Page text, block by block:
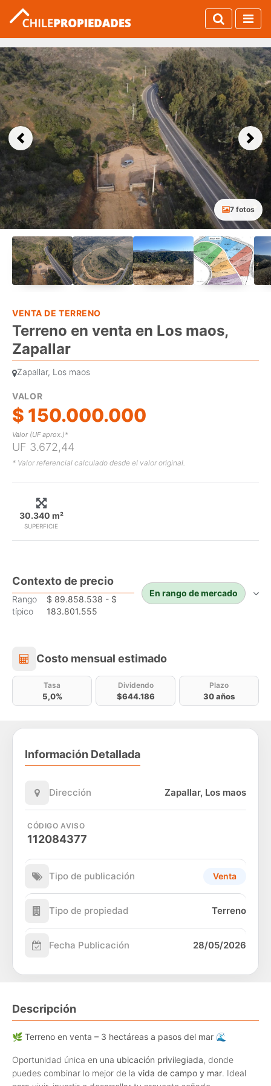
Previous Next
7 fotos
VENTA DE TERRENO
Terreno en venta en Los maos,
Zapallar
Zapallar, Los maos
VALOR
$ 150.000.000
Valor (UF aprox.)*
UF 3.672,44
* Valor referencial calculado desde el valor original.
SUPERFICIE
30.340 m²
Contexto de precio
Rango
típico
$ 89.858.538 - $
183.801.555
En rango de mercado
Costo mensual estimado
Costo mensual estimado
Tasa
5,0%
Dividendo
$644.186
Plazo
30 años
Información Detallada
Dirección Zapallar, Los maos
CÓDIGO AVISO
112084377
Tipo de publicación Venta
Tipo de propiedad Terreno
Fecha Publicación 28/05/2026
Descripción
🌿 Terreno en venta – 3 hectáreas a pasos del mar 🌊
Oportunidad única en una ubicación privilegiada, donde
puedes combinar lo mejor de la vida de campo y mar. Ideal